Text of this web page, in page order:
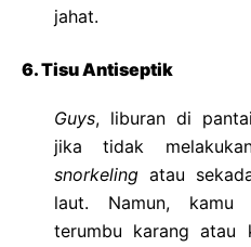
jahat.
6. Tisu Antiseptik
Guys, liburan di
jika tidak
snorkeling atau
laut. Namun, kamu
terumbu karang atau